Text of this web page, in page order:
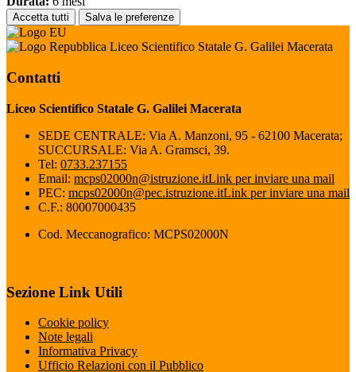
Accetta tutti Salva le preferenze
Liceo Scientifico Statale G. Galilei Macerata
Contatti
Liceo Scientifico Statale G. Galilei Macerata
SEDE CENTRALE: Via A. Manzoni, 95 - 62100 Macerata;
SUCCURSALE: Via A. Gramsci, 39.
Tel: 0733.237155
Email: mcps02000n@istruzione.itLink per inviare una mail
PEC: mcps02000n@pec.istruzione.itLink per inviare una mail
C.F.: 80007000435
Cod. Meccanografico: MCPS02000N
Sezione Link Utili
Cookie policy
Note legali
Informativa Privacy
Ufficio Relazioni con il Pubblico